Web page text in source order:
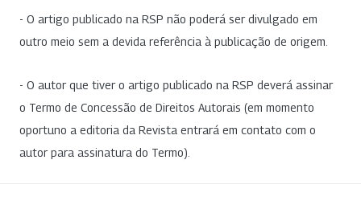
- O artigo publicado na RSP não poderá ser divulgado em
outro meio sem a devida referência à publicação de origem.
- O autor que tiver o artigo publicado na RSP deverá assinar
o Termo de Concessão de Direitos Autorais (em momento
oportuno a editoria da Revista entrará em contato com o
autor para assinatura do Termo).